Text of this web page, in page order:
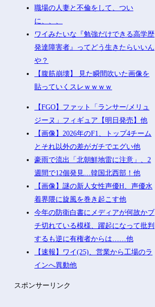
職場の人妻と不倫をして、つい
に、、、
ワイみたいな『勉強だけできる高学歴
発達障害者』ってどう生きたらいいん
や？
【腹筋崩壊】 見た瞬間吹いた画像を
貼っていくスレｗｗｗｗ
【FGO】ファット「ランサー/メリュ
ジーヌ」フィギュア【明日発売】他
【画像】2026年のF1、トップ4チーム
とそれ以外の差がガチでエグい他
豪雨で流出「北朝鮮地雷に注意」、2
週間で12個発見…韓国北西部！他
【画像】謎の新人女性声優H、声優水
着界隈に旋風を巻き起こす他
今年の防衛白書にメディアが何故かブ
チ切れている模様、躍起になって批判
するも逆に有権者からは……他
【速報】ワイ(25)、営業から工場のラ
インへ異動他
スポンサーリンク